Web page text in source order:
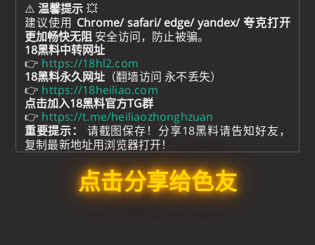
⚠️温馨提示 💥
建议使用 Chrome/ safari/ edge/ yandex/ 夸克打开
更加畅快无阻 安全访问，防止被骗。
18黑料中转网址
👉 https://18hl2.com
18黑料永久网址 （翻墙访问 永不丢失）
👉 https://18heiliao.com
点击加入18黑料官方TG群
👉 https://t.me/heiliaozhonghzuan
重要提示：
请截图保存！分享18黑料请告知好友，
复制最新地址用浏览器打开！
点击分享给色友